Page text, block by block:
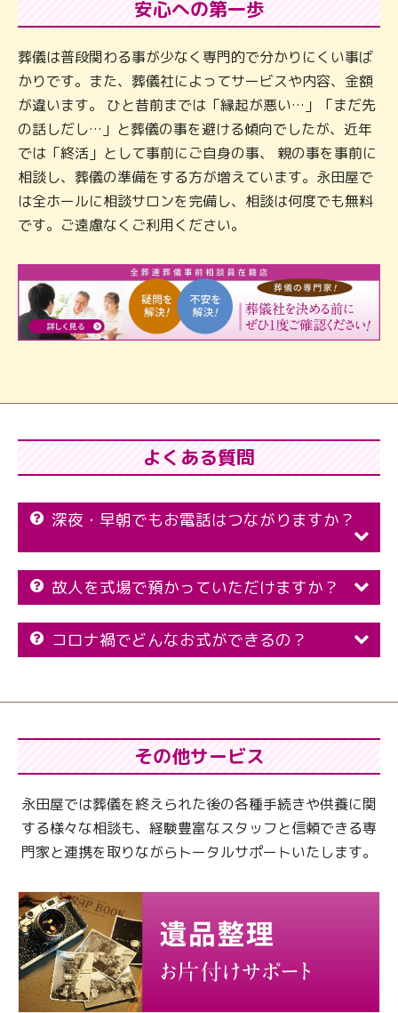
安心への第一歩
葬儀は普段関わる事が少なく専門的で分かりにくい事ば
かりです。また、葬儀社によってサービスや内容、金額
が違います。 ひと昔前までは「縁起が悪い…」「まだ先
の話しだし…」と葬儀の事を避ける傾向でしたが、近年
では「終活」として事前にご自身の事、 親の事を事前に
相談し、葬儀の準備をする方が増えています。永田屋で
は全ホールに相談サロンを完備し、相談は何度でも無料
です。ご遠慮なくご利用ください。
よくある質問
深夜・早朝でもお電話はつながりますか？
故人を式場で預かっていただけますか？
コロナ禍でどんなお式ができるの？
その他サービス
永田屋では葬儀を終えられた後の各種手続きや供養に関
する様々な相談も、 経験豊富なスタッフと信頼できる専
門家と連携を取りながらトータルサポートいたします。